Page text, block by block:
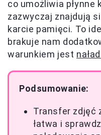
co umożliwia płynne
zazwyczaj znajdują
karcie pamięci. To
brakuje nam
warunkiem jest
Podsumowanie:
Transfer zdjęć
łatwa i